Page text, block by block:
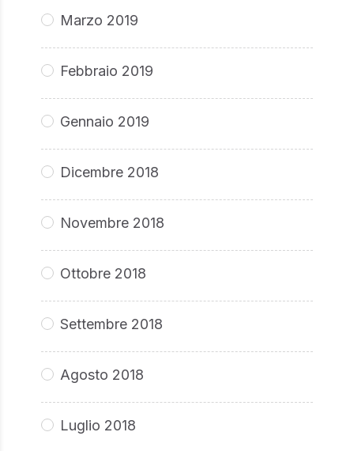
Marzo 2019
Febbraio 2019
Gennaio 2019
Dicembre 2018
Novembre 2018
Ottobre 2018
Settembre 2018
Agosto 2018
Luglio 2018